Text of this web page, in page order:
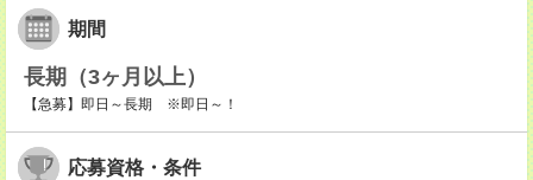
期間
長期（3ヶ月以上）
【急募】即日～長期 ※即日～！
応募資格・条件